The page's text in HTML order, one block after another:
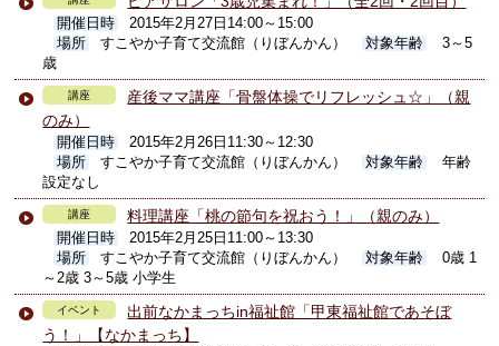
開催日時
2015年2月27日14:00～15:00
場所
すこやか子育て交流館（りぼんかん） 対象年齢
3～5
歳
講座
産後ママ講座「骨盤体操でリフレッシュ☆」（親
のみ）
開催日時
2015年2月26日11:30～12:30
場所
すこやか子育て交流館（りぼんかん） 対象年齢
年齢
設定なし
講座 料理講座「桃の節句を祝おう！」（親のみ）
開催日時
2015年2月25日11:00～13:30
場所
すこやか子育て交流館（りぼんかん） 対象年齢
0歳 1
～2歳 3～5歳 小学生
イベント
出前なかまっちin福祉館「甲東福祉館であそぼ
う！」【なかまっち】